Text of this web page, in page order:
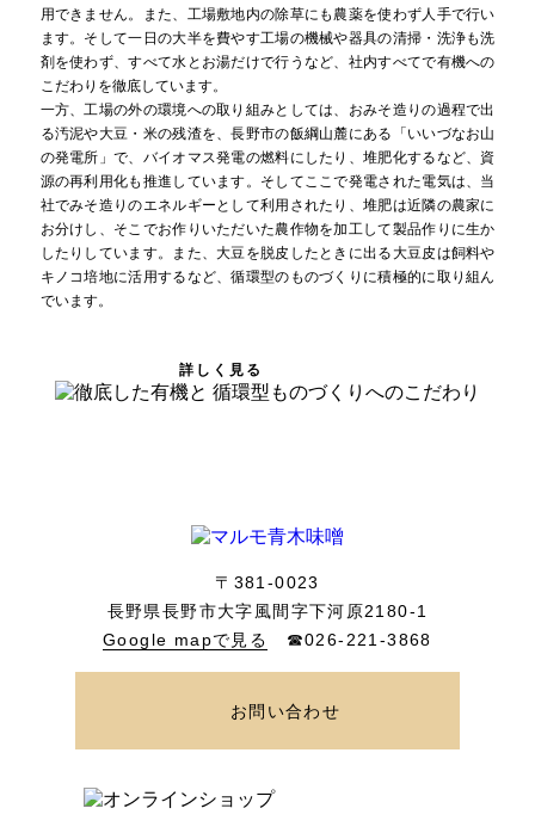
用できません。また、工場敷地内の除草にも農薬を使わず人手で行い
ます。そして一日の大半を費やす工場の機械や器具の清掃・洗浄も洗
剤を使わず、すべて水とお湯だけで行うなど、社内すべてで有機への
こだわりを徹底しています。
一方、工場の外の環境への取り組みとしては、おみそ造りの過程で出
る汚泥や大豆・米の残渣を、長野市の飯綱山麓にある「いいづなお山
の発電所」で、バイオマス発電の燃料にしたり、堆肥化するなど、資
源の再利用化も推進しています。そしてここで発電された電気は、当
社でみそ造りのエネルギーとして利用されたり、堆肥は近隣の農家に
お分けし、そこでお作りいただいた農作物を加工して製品作りに生か
したりしています。また、大豆を脱皮したときに出る大豆皮は飼料や
キノコ培地に活用するなど、循環型のものづくりに積極的に取り組ん
でいます。
詳しく見る
〒381-0023
長野県長野市大字風間字下河原2180-1
Google mapで見る
☎026-221-3868
お問い合わせ